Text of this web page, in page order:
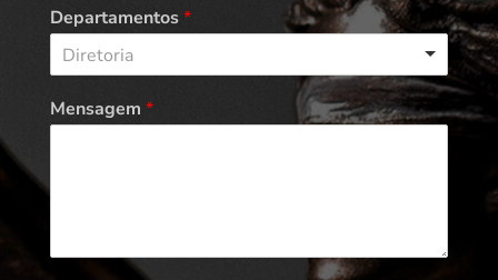
Departamentos*
Diretoria
Mensagem *